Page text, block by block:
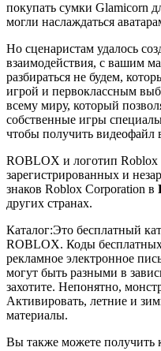
покупать сумки Glamicorn
могли наслаждаться
Но сценаристам удалось
взаимодействия, с вашим
разбираться не будем,
игрой и первоклассным
всему миру, который
собственные игры
чтобы получить видеофайл
ROBLOX и логотип Roblox
зарегистрированных и
знаков Roblox Corporation в
других странах.
Каталог:Это бесплатный
ROBLOX. Коды
рекламное электронное
могут быть разными в
захотите. Непонятно,
Активировать, летние и
материалы.
Вы также можете получить